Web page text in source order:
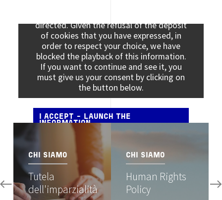
directed. Given the refusal of the deposit
of cookies that you have expressed, in
order to respect your choice, we have
blocked the playback of this information.
If you want to continue and see it, you
must give us your consent by clicking on
the button below.
I ACCEPT - LAUNCH THE
INFORMATION
CHI SIAMO
Tutela
dell'imparzialità
CHI SIAMO
Human Rights
Policy